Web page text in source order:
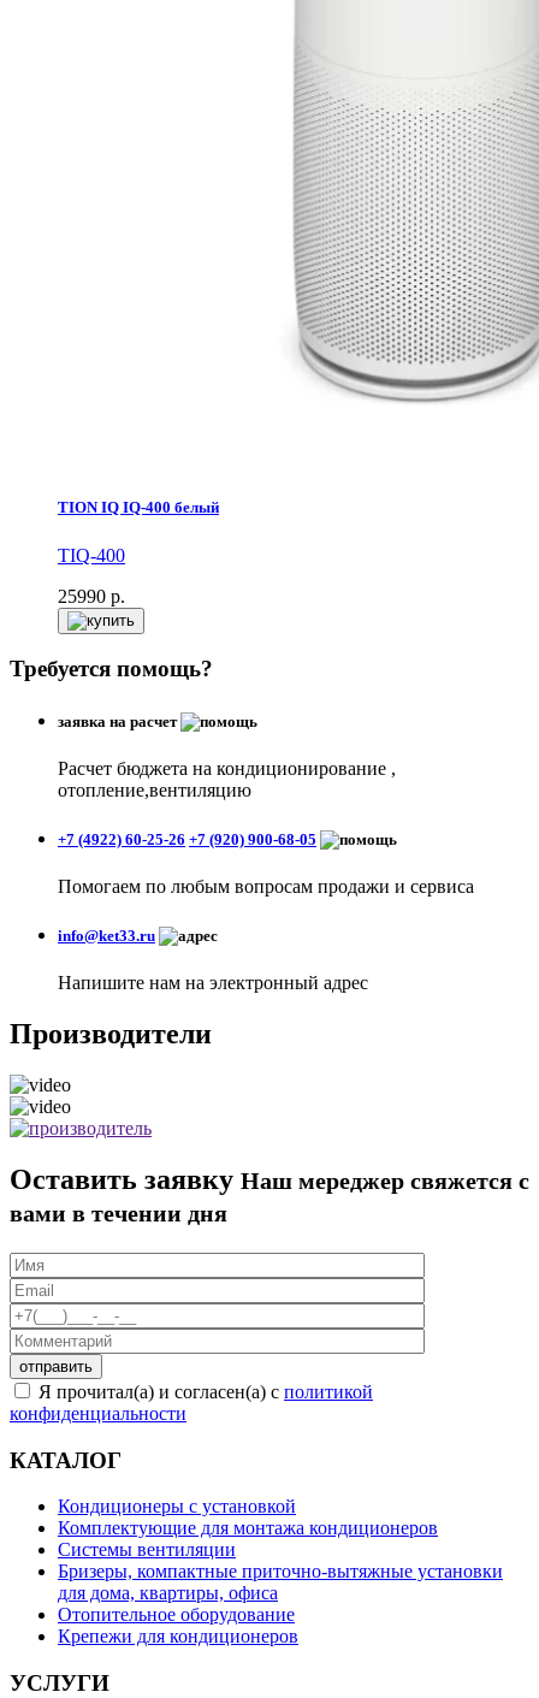
TION IQ IQ-400 белый
TIQ-400
25990 р.
Требуется помощь?
заявка на расчет
Расчет бюджета на кондиционирование ,
отопление,вентиляцию
+7 (4922) 60-25-26 +7 (920) 900-68-05
Помогаем по любым вопросам продажи и сервиса
info@ket33.ru
Напишите нам на электронный адрес
Производители
Оставить заявку Наш мереджер свяжется с
вами в течении дня
Я прочитал(а) и согласен(а) с политикой
конфиденциальности
КАТАЛОГ
Кондиционеры с установкой
Комплектующие для монтажа кондиционеров
Системы вентиляции
Бризеры, компактные приточно-вытяжные установки
для дома, квартиры, офиса
Отопительное оборудование
Крепежи для кондиционеров
УСЛУГИ